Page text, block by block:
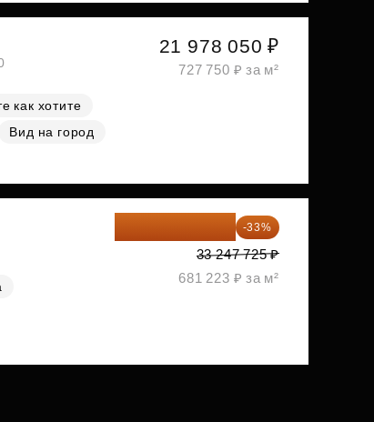
как хотите
Вид на город
21 978 050 ₽
727 750 ₽ за м²
-33%
33 247 725 ₽
681 223 ₽ за м²